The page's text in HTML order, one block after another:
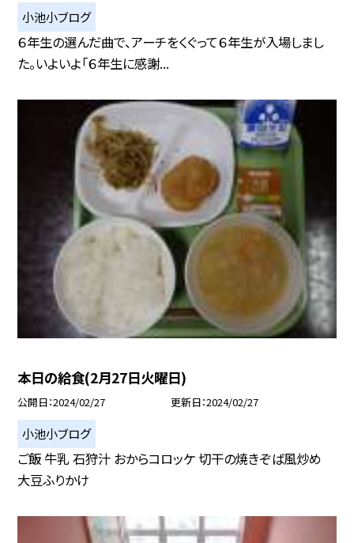
小池小ブログ
６年生の選んだ曲で、アーチをくぐって６年生が入場しまし
た。いよいよ「６年生に感謝...
本日の給食(2月27日火曜日)
公開日 2024/02/27 更新日 2024/02/27
小池小ブログ
ご飯 牛乳 石狩汁 おからコロッケ 切干の焼きぞば風炒め
大豆ふりかけ